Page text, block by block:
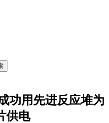
功用先进反应堆为
供电